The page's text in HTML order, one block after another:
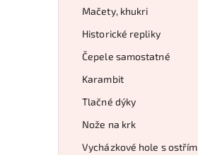
Mačety, khukri
Historické repliky
Čepele samostatné
Karambit
Tlačné dýky
Nože na krk
Vycházkové hole s ostřím